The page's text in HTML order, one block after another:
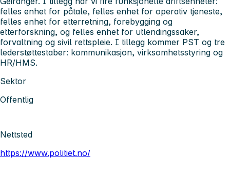
felles enhet for påtale, felles enhet for operativ tjeneste,
felles enhet for etterretning, forebygging og
etterforskning, og felles enhet for utlendingssaker,
forvaltning og sivil rettspleie. I tillegg kommer PST og tre
lederstøttestaber: kommunikasjon, virksomhetsstyring og
HR/HMS.
Sektor
Offentlig
Nettsted
https://www.politiet.no/